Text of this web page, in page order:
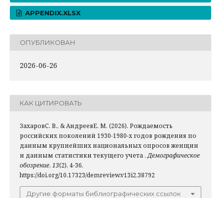
APPENDIX.XLSX
ОПУБЛИКОВАН
2026-06-26
КАК ЦИТИРОВАТЬ
ЗахаровС. В., & АндреевЕ. М. (2026). Рождаемость
российских поколений 1930-1980-х годов рождения по
данным крупнейших национальных опросов женщин
и данным статистики текущего учета .Демографическое
обозрение, 13(2), 4-36.
https://doi.org/10.17323/demreview.v13i2.38792
Другие форматы библиографических ссылок